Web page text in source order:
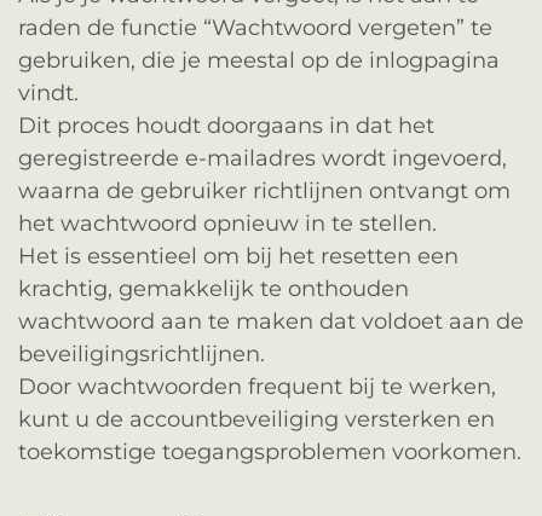
raden de functie “Wachtwoord vergeten” te
gebruiken, die je meestal op de inlogpagina
vindt.
Dit proces houdt doorgaans in dat het
geregistreerde e-mailadres wordt ingevoerd,
waarna de gebruiker richtlijnen ontvangt om
het wachtwoord opnieuw in te stellen.
Het is essentieel om bij het resetten een
krachtig, gemakkelijk te onthouden
wachtwoord aan te maken dat voldoet aan de
beveiligingsrichtlijnen.
Door wachtwoorden frequent bij te werken,
kunt u de accountbeveiliging versterken en
toekomstige toegangsproblemen voorkomen.